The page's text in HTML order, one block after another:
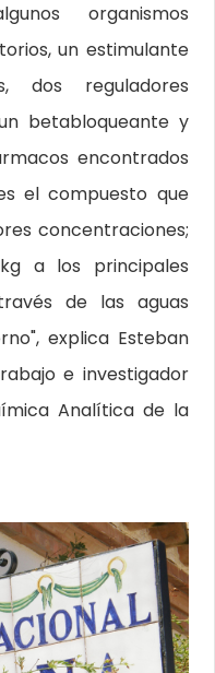
organismos
un estimulante
dos reguladores
betabloqueante y
encontrados
el compuesto que
concentraciones;
a los principales
de las aguas
explica Esteban
e investigador
Analítica de la